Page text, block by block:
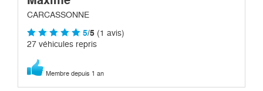
CARCASSONNE
5/5 (1 avis)
27 véhicules repris
Membre depuis 1 an